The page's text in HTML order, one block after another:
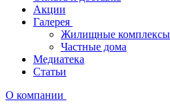
Акции
Галерея
Жилищные комплексы
Частные дома
Медиатека
Статьи
О компании